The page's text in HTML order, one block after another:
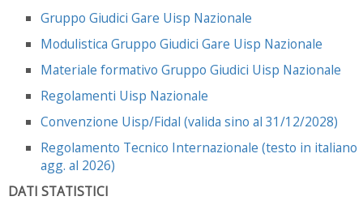
Gruppo Giudici Gare Uisp Nazionale
Modulistica Gruppo Giudici Gare Uisp Nazionale
Materiale formativo Gruppo Giudici Uisp Nazionale
Regolamenti Uisp Nazionale
Convenzione Uisp/Fidal (valida sino al 31/12/2028)
Regolamento Tecnico Internazionale (testo in italiano
agg. al 2026)
DATI STATISTICI